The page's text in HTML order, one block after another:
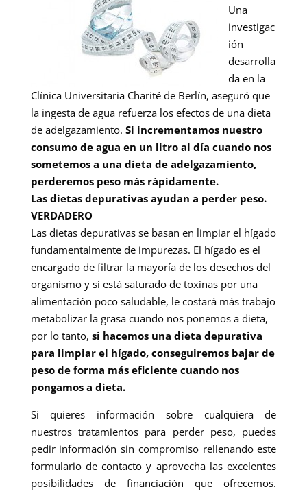
Una
investigac
ión
desarrolla
da en la
Clínica Universitaria Charité de Berlín, aseguró que
la ingesta de agua refuerza los efectos de una dieta
de adelgazamiento. Si incrementamos nuestro
consumo de agua en un litro al día cuando nos
sometemos a una dieta de adelgazamiento,
perderemos peso más rápidamente.
Las dietas depurativas ayudan a perder peso.
VERDADERO
Las dietas depurativas se basan en limpiar el hígado
fundamentalmente de impurezas. El hígado es el
encargado de filtrar la mayoría de los desechos del
organismo y si está saturado de toxinas por una
alimentación poco saludable, le costará más trabajo
metabolizar la grasa cuando nos ponemos a dieta,
por lo tanto, si hacemos una dieta depurativa
para limpiar el hígado, conseguiremos bajar de
peso de forma más eficiente cuando nos
pongamos a dieta.
Si quieres información sobre cualquiera de
nuestros tratamientos para perder peso, puedes
pedir información sin compromiso rellenando este
formulario de contacto y aprovecha las excelentes
posibilidades de financiación que ofrecemos.